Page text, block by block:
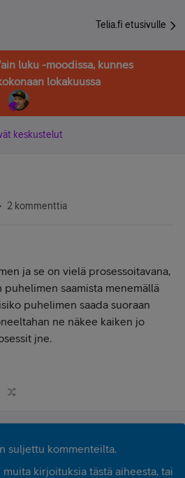
Telia.fi etusivulle
luku -moodissa, kunnes
lokakuussa
keskustelut
2 kommenttia
ja se on vielä prosessoitavana,
saamista menemällä
puhelimen saada suoraan
ne näkee kaiken jo
jne.
suljettu kommenteilta.
muita kirjoituksia tästä aiheesta, tai